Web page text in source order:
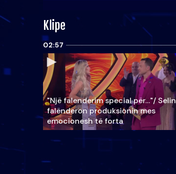
Klipe
02:57
"Një falenderim special për…"/ Selin
falënderon produksionin mes
emocionesh të forta